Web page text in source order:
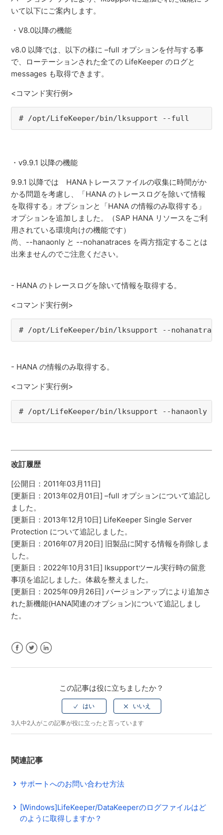
いて以下にご案内します。
・V8.0以降の機能
v8.0 以降では、以下の様に –full オプションを付与する事
で、ローテーションされた全ての LifeKeeper のログと
messages も取得できます。
<コマンド実行例>
# /opt/LifeKeeper/bin/lksupport --full
・v9.9.1 以降の機能
9.9.1 以降では HANAトレースファイルの収集に時間がか
かる問題を考慮し、「HANA のトレースログを除いて情報
を取得する」オプションと「HANA の情報のみ取得する」
オプションを追加しました。（SAP HANA リソースをご利
用されている環境向けの機能です）
尚、--hanaonly と --nohanatraces を両方指定することは
出来ませんのでご注意ください。
- HANA のトレースログを除いて情報を取得する。
<コマンド実行例>
# /opt/LifeKeeper/bin/lksupport --
- HANA の情報のみ取得する。
<コマンド実行例>
# /opt/LifeKeeper/bin/lksupport --hanaonly
改訂履歴
[公開日：2011年03月11日]
[更新日：2013年02月01日] –full オプションについて追記し
ました。
[更新日：2013年12月10日] LifeKeeper Single Server
Protection について追記しました。
[更新日：2016年07月20日] 旧製品に関する情報を削除しま
した。
[更新日：2022年10月31日] lksupportツール実行時の留意
事項を追記しました。体裁を整えました。
[更新日：2025年09月26日] バージョンアップにより追加さ
れた新機能(HANA関連のオプション)について追記しまし
た。
この記事は役に立ちましたか？
3人中2人がこの記事が役に立ったと言っています
関連記事
サポートへのお問い合わせ方法
[Windows]LifeKeeper/DataKeeperのログファイルはど
のように取得しますか？